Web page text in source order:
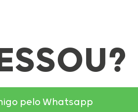
pelo Whatsapp